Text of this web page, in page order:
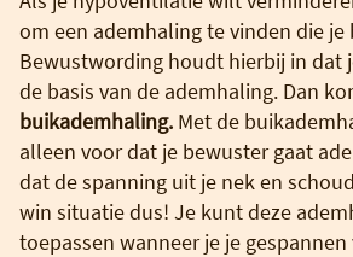
om een ademhaling te vinden die
Bewustwording houdt hierbij in dat
de basis van de ademhaling. Dan
buikademhaling. Met de
alleen voor dat je bewuster gaat
dat de spanning uit je nek en
win situatie dus! Je kunt deze
toepassen wanneer je je